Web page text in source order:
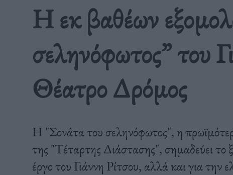
Η εκ βαθέων
σεληνόφωτος” του
Θέατρο Δρόμος
Η "Σονάτα του σεληνόφωτος", η
της "Τέταρτης Διάστασης", σημαδεύει το
έργο του Γιάννη Ρίτσου, αλλά και για την